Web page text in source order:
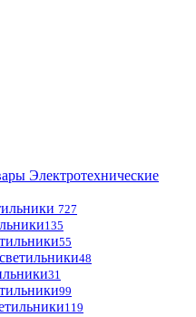
Электротехнические
727
135
55
48
31
99
119